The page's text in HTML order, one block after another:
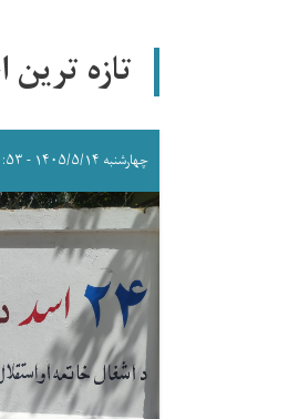
تازه ترین
چهارشنبه ۱۴۰۵/۵/۱۴ - ۲۰:۵۳